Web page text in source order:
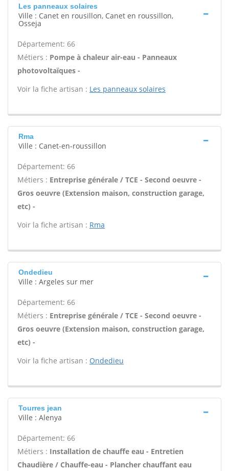
Les panneaux solaires
Ville : Canet en rousillon, Canet en roussillon,
Osseja
Département: 66
Métiers : Pompe à chaleur air-eau - Panneaux
photovoltaïques -
Voir la fiche artisan : Les panneaux solaires
Rma
Ville : Canet-en-roussillon
Département: 66
Métiers : Entreprise générale / TCE - Second oeuvre -
Gros oeuvre (Extension maison, construction garage,
etc) -
Voir la fiche artisan : Rma
Ondedieu
Ville : Argeles sur mer
Département: 66
Métiers : Entreprise générale / TCE - Second oeuvre -
Gros oeuvre (Extension maison, construction garage,
etc) -
Voir la fiche artisan : Ondedieu
Tourres jean
Ville : Alenya
Département: 66
Métiers : Installation de chauffe eau - Entretien
Chaudière / Chauffe-eau - Plancher chauffant eau